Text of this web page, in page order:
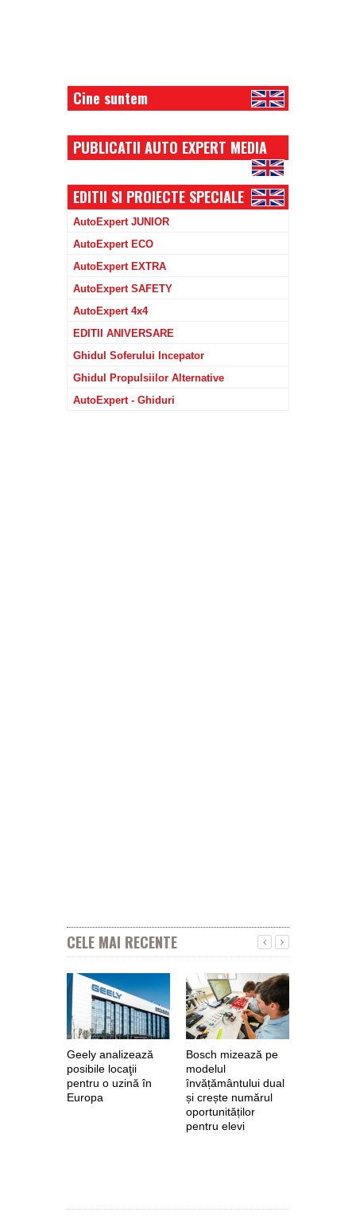
Cine suntem
PUBLICATII AUTO EXPERT MEDIA
EDITII SI PROIECTE SPECIALE
AutoExpert JUNIOR
AutoExpert ECO
AutoExpert EXTRA
AutoExpert SAFETY
AutoExpert 4x4
EDITII ANIVERSARE
Ghidul Soferului Incepator
Ghidul Propulsiilor Alternative
AutoExpert - Ghiduri
CELE MAI RECENTE
Geely analizează
posibile locaţii
pentru o uzină în
Europa
Bosch mizează pe
modelul
învățământului dual
și crește numărul
oportunităților
pentru elevi